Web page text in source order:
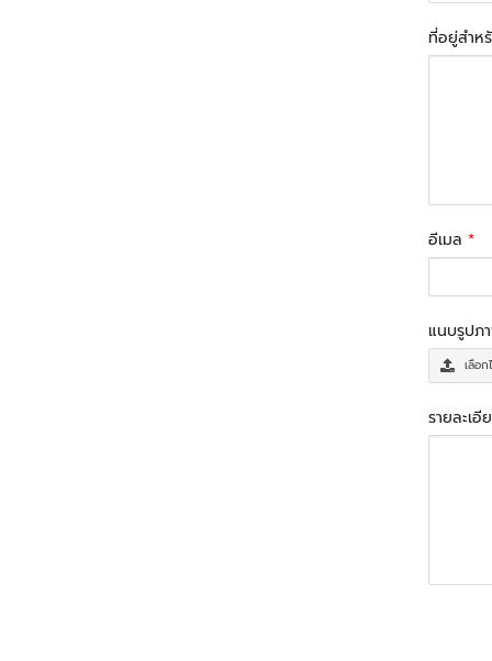
ที่อยู่สำห
อีเมล *
แนบรูปภ
เลือก
รายละเอี